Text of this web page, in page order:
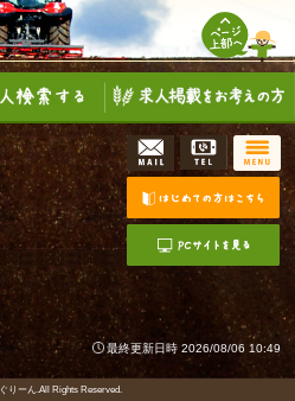
最終更新日時 2026/08/06 10:49
りーん.All Rights Reserved.